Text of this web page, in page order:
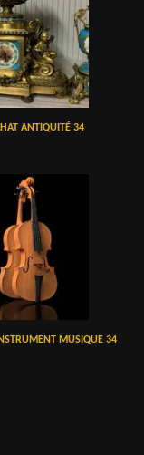
ANTIQUITÉ 34
MUSIQUE 34